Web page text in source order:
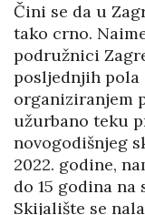
Čini se da u
tako crno.
podružnici
posljednjih pola
organiziranjem
užurbano teku
novogodišnjeg
2022. godine,
do 15 godina
Skijalište se